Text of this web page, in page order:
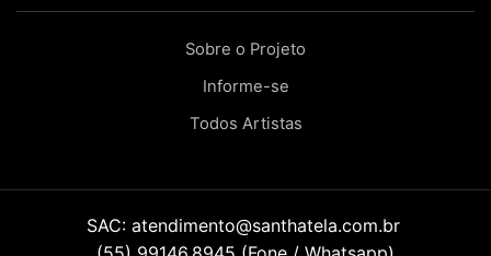
Sobre o Projeto
Informe-se
Todos Artistas
SAC: atendimento@santhatela.com.br